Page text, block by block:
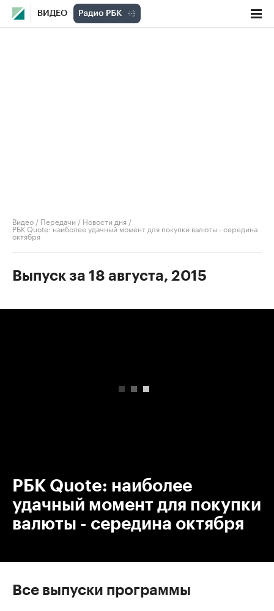
ВИДЕО
Видео / Передачи / Новости дня /
РБК Quote: наиболее удачный момент для покупки валюты - середина
октября
Выпуск за 18 августа, 2015
РБК Quote: наиболее
удачный момент для покупки
валюты - середина октября
Все выпуски программы